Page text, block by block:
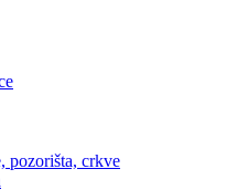
pozorišta, crkve